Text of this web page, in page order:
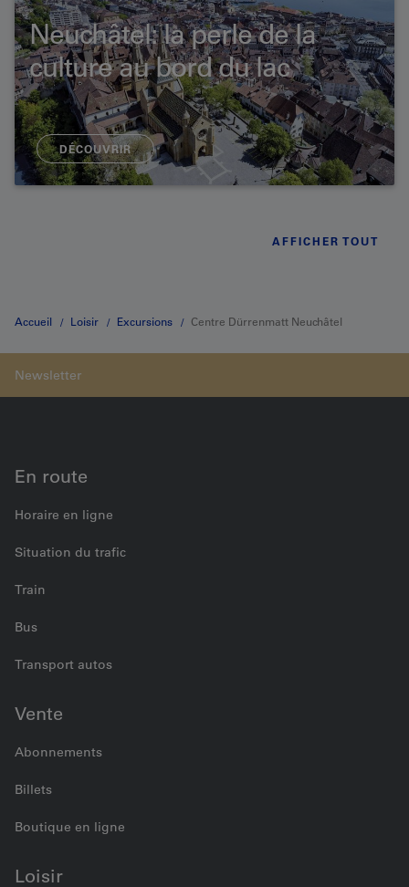
Neuchâtel: la perle de la
culture au bord du lac
DÉCOUVRIR
AFFICHER TOUT
Accueil Loisir Excursions Centre Dürrenmatt Neuchâtel
En route
Horaire en ligne
Situation du trafic
Train
Bus
Transport autos
Vente
Abonnements
Billets
Boutique en ligne
Loisir